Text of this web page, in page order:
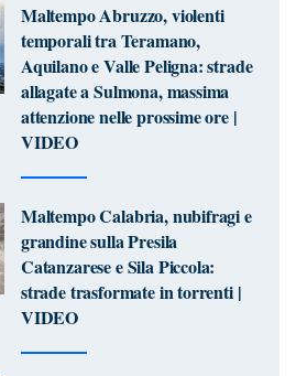
Maltempo Abruzzo, violenti
temporali tra Teramano,
Aquilano e Valle Peligna: strade
allagate a Sulmona, massima
attenzione nelle prossime ore |
VIDEO
Maltempo Calabria, nubifragi e
grandine sulla Presila
Catanzarese e Sila Piccola:
strade trasformate in torrenti |
VIDEO